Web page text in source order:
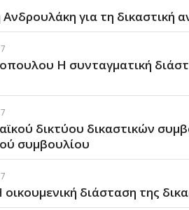
για τη δικαστική
Η συνταγματική
δικτύου δικαστικών
συμβουλίου
διάσταση της